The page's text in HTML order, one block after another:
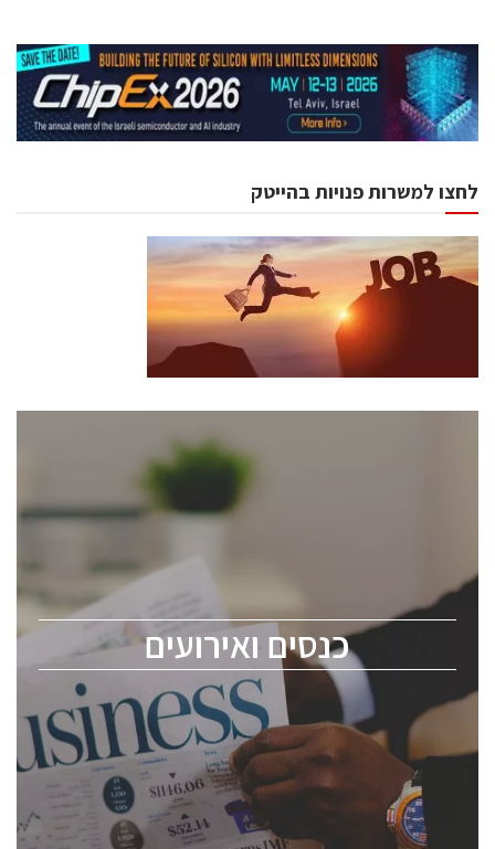
לחצו למשרות פנויות בהייטק
כנסים ואירועים
כנסים ואירועים
לכל העוסקים בתעשיית הסמיקונדקטור כולל מהנדסים,
ChipEx2026 will be held on May 12-13, 2026. The
conference is intended for everyone involved in the
semiconductor industry, including engineers,
professional experts, and senior executives.
לחץ לפרטים